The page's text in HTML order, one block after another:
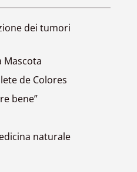
dei tumori
Mascota
de Colores
bene”
naturale